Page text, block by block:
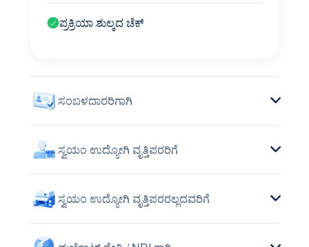
ಪ್ರಕ್ರಿಯಾ ಶುಲ್ಕದ ಚೆಕ್
ಸಂಬಳದಾರರಿಗಾಗಿ
ಸ್ವಯಂ ಉದ್ಯೋಗಿ ವೃತ್ತಿಪರರಿಗೆ
ಸ್ವಯಂ ಉದ್ಯೋಗಿ ವೃತ್ತಿಪರರಲ್ಲದವರಿಗೆ